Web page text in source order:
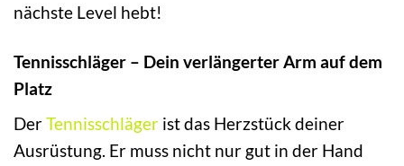
nächste Level hebt!
Tennisschläger – Dein verlängerter Arm auf dem
Platz
DerTennisschläger ist das Herzstück deiner
Ausrüstung. Er muss nicht nur gut in der Hand